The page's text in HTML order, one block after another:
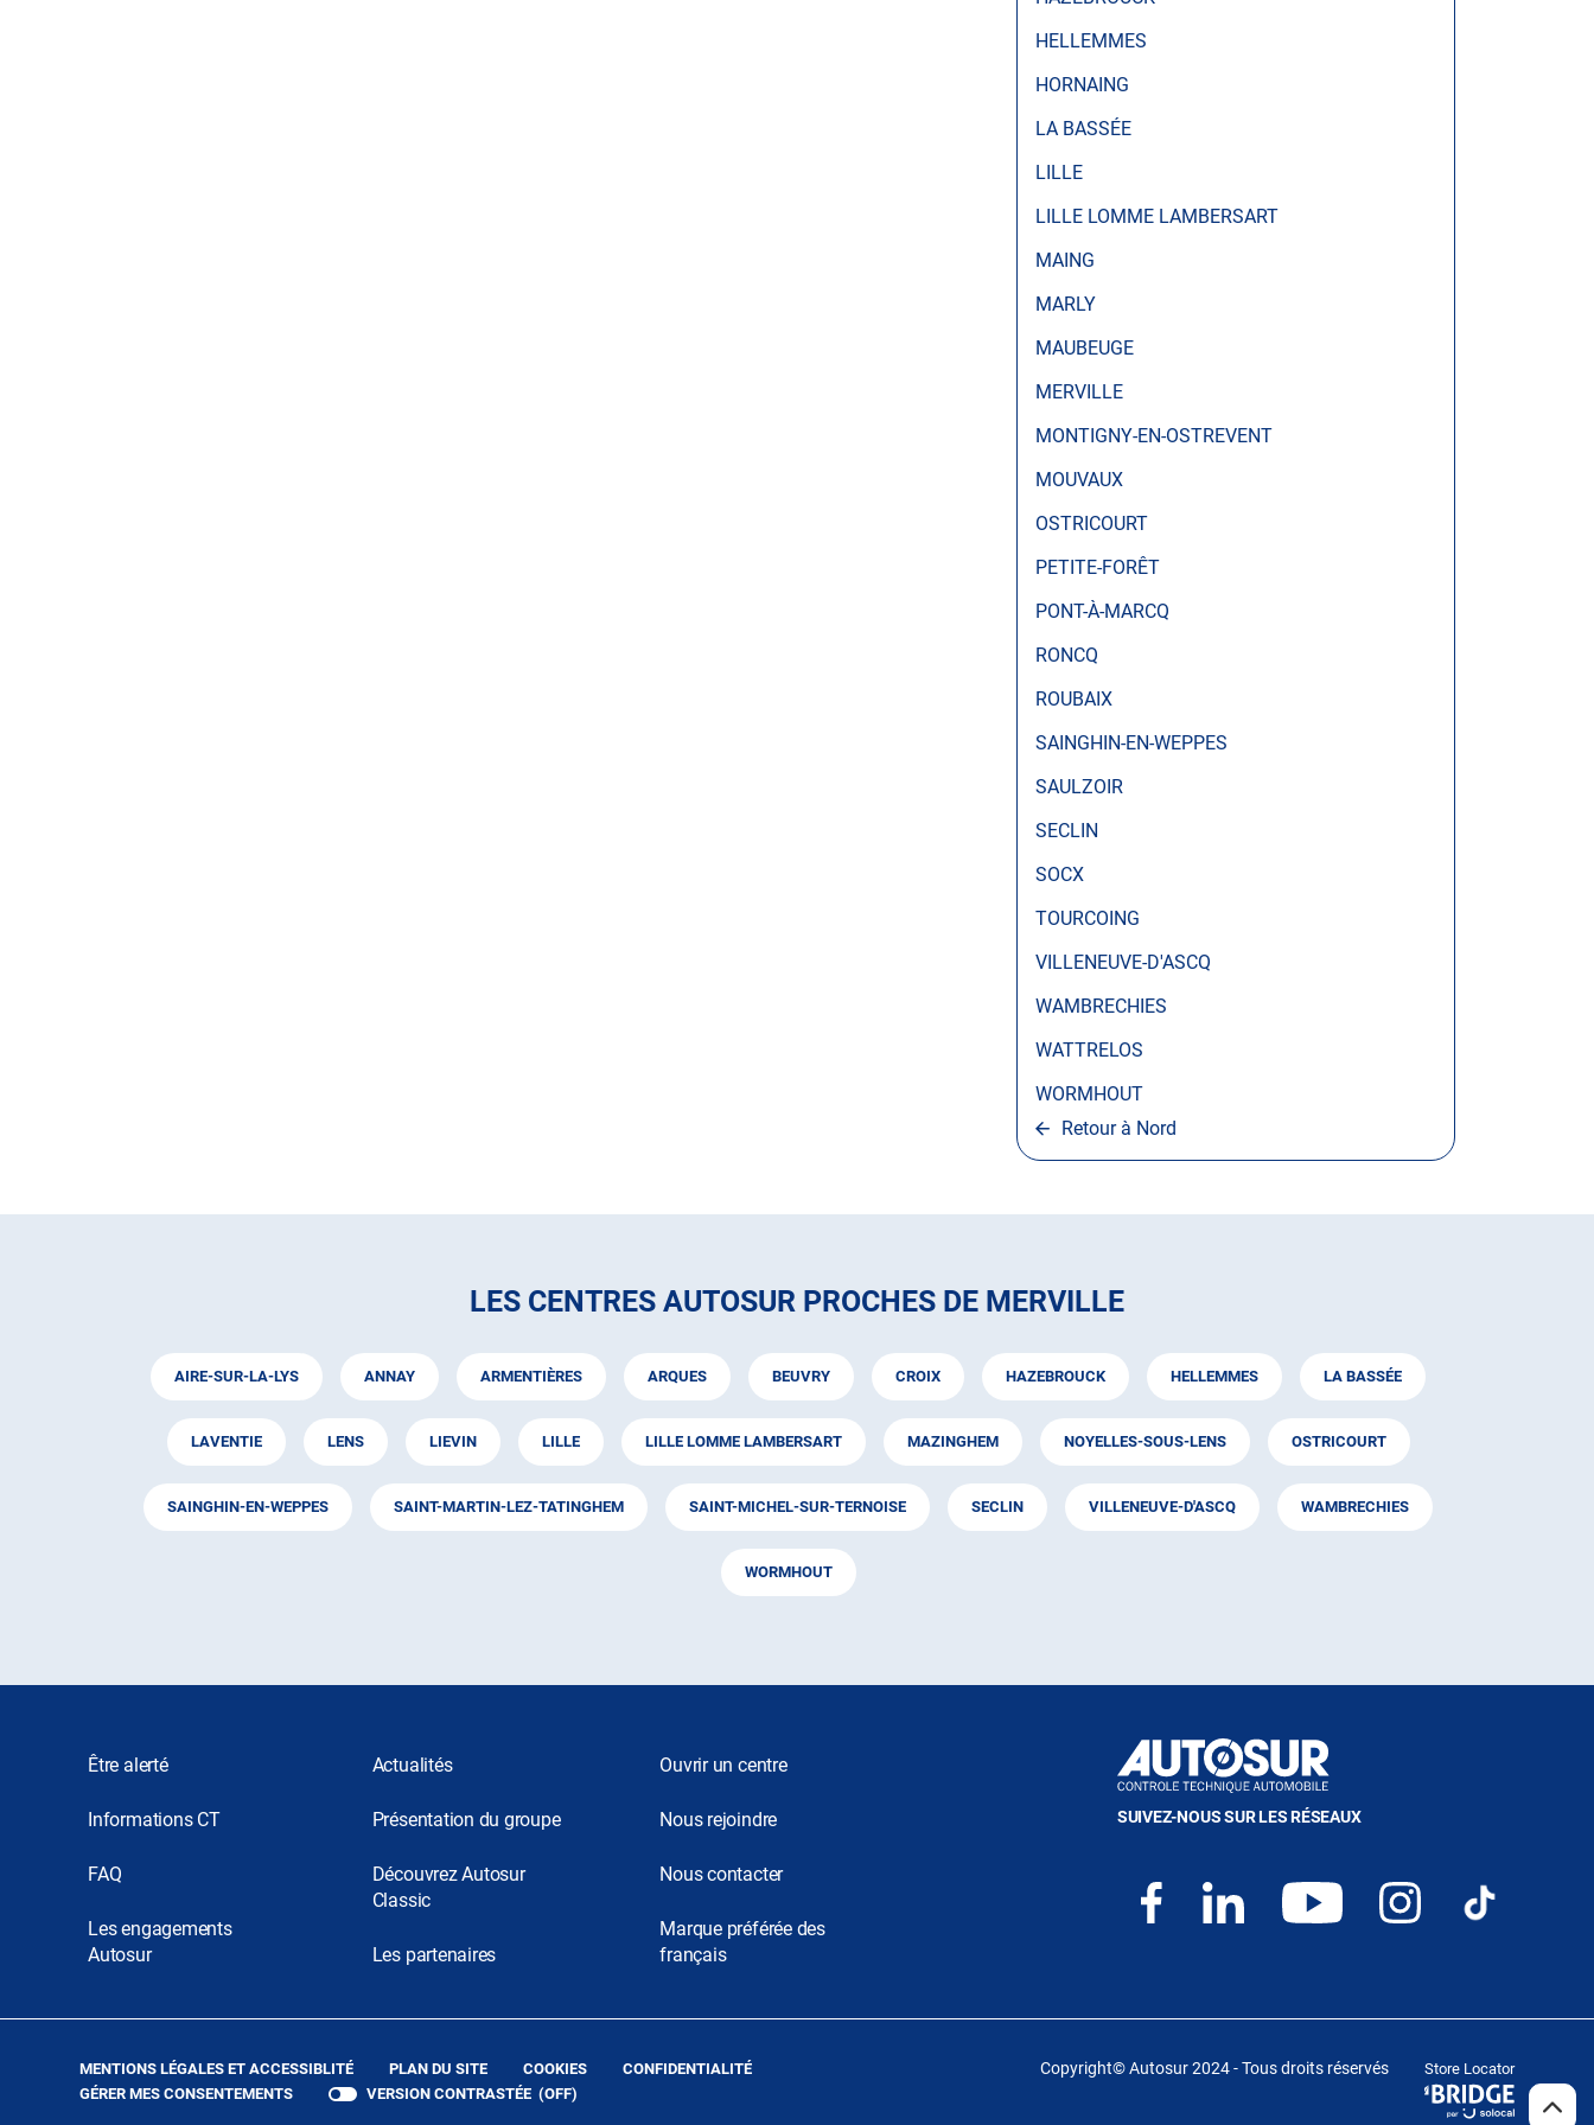
HELLEMMES
HORNAING
LA BASSÉE
LILLE
LILLE LOMME LAMBERSART
MAING
MARLY
MAUBEUGE
MERVILLE
MONTIGNY-EN-OSTREVENT
MOUVAUX
OSTRICOURT
PETITE-FORÊT
PONT-À-MARCQ
RONCQ
ROUBAIX
SAINGHIN-EN-WEPPES
SAULZOIR
SECLIN
SOCX
TOURCOING
VILLENEUVE-D'ASCQ
WAMBRECHIES
WATTRELOS
WORMHOUT
Retour à Nord
LES CENTRES AUTOSUR PROCHES DE MERVILLE
AIRE-SUR-LA-LYS ANNAY ARMENTIÈRES ARQUES BEUVRY CROIX HAZEBROUCK HELLEMMES LA BASSÉE
LAVENTIE LENS LIEVIN LILLE LILLE LOMME LAMBERSART MAZINGHEM NOYELLES-SOUS-LENS OSTRICOURT
SAINGHIN-EN-WEPPES SAINT-MARTIN-LEZ-TATINGHEM SAINT-MICHEL-SUR-TERNOISE SECLIN VILLENEUVE-D'ASCQ WAMBRECHIES
WORMHOUT
Être alerté
Informations CT
FAQ
Les engagements
Autosur
Actualités
Présentation du groupe
Découvrez Autosur
Classic
Les partenaires
Ouvrir un centre
Nous rejoindre
Nous contacter
Marque préférée des
français
SUIVEZ-NOUS SUR LES RÉSEAUX
MENTIONS LÉGALES ET ACCESSIBLITÉ(OUVRE
DANS
PLAN DU SITE COOKIES(OUVRECONFIDENTIALITÉ(OUVRE
GÉRER MES CONSENTEMENTS VERSION CONTRASTÉE (OFF)
Copyright© Autosur 2024 - Tous droits réservés
Store Locator
(ouvre
dans